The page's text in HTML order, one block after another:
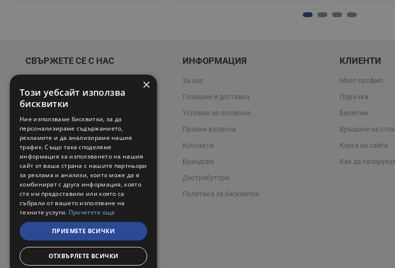
СВЪРЖЕТЕ СЕ С НАС
online@valerii.com
Магазин Профел Варна
Сервизи
Работно време 08:00 - 17:00
ИНФОРМАЦИЯ
За нас
Плащане и доставка
Условия за ползване
Правни въпроси
Контакти
Брандове
Дистрибутори
Политика за бисквитки
КЛИЕНТИ
Моят профил
Поръчки
Бюлетин
Връщане на
Карта на сайта
Как да
×
Този уебсайт използва
бисквитки
Ние използваме бисквитки, за да
персонализираме съдържанието,
рекламите и да анализираме нашия
трафик. Също така споделяме
информация за използването на нашия
сайт от ваша страна с нашите партньори
за реклама и анализи, които може да я
комбинират с друга информация, която
сте им предоставили или която са
събрали от вашето използване на
техните услуги. Прочетете още
ПРИЕМЕТЕ ВСИЧКИ
ОТХВЪРЛЕТЕ ВСИЧКИ